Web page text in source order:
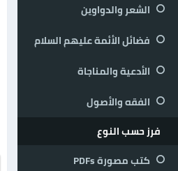
الشعر والدواوين
فضائل الأئمة عليهم السلام
الأدعية والمناجاة
الفقه والأصول
فرز حسب النوع
كتب مصورة PDFs